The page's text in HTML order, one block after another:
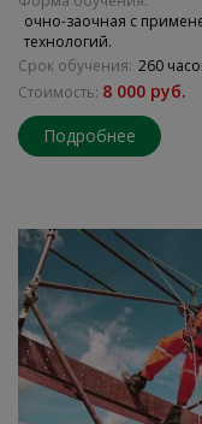
очно-заочная с
технологий.
Срок обучения: 260
Стоимость: 8 000 руб.
Подробнее